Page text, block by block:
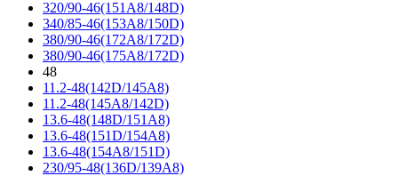
320/90-46(151A8/148D)
340/85-46(153A8/150D)
380/90-46(172A8/172D)
380/90-46(175A8/172D)
48
11.2-48(142D/145A8)
11.2-48(145A8/142D)
13.6-48(148D/151A8)
13.6-48(151D/154A8)
13.6-48(154A8/151D)
230/95-48(136D/139A8)